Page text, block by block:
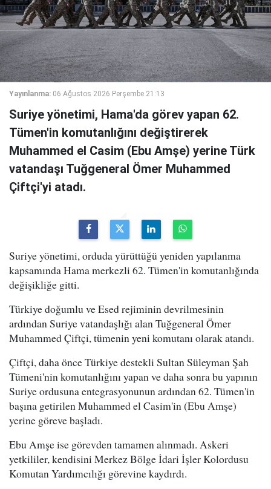
Yayınlanma: 06 Ağustos 2026 Perşembe 21:13
Suriye yönetimi, Hama'da görev yapan 62.
Tümen'in komutanlığını değiştirerek
Muhammed el Casim (Ebu Amşe) yerine Türk
vatandaşı Tuğgeneral Ömer Muhammed
Çiftçi'yi atadı.
Suriye yönetimi, orduda yürüttüğü yeniden yapılanma
kapsamında Hama merkezli 62. Tümen'in komutanlığında
değişikliğe gitti.
Türkiye doğumlu ve Esed rejiminin devrilmesinin
ardından Suriye vatandaşlığı alan Tuğgeneral Ömer
Muhammed Çiftçi, tümenin yeni komutanı olarak atandı.
Çiftçi, daha önce Türkiye destekli Sultan Süleyman Şah
Tümeni'nin komutanlığını yapan ve daha sonra bu yapının
Suriye ordusuna entegrasyonunun ardından 62. Tümen'in
başına getirilen Muhammed el Casim'in (Ebu Amşe)
yerine göreve başladı.
Ebu Amşe ise görevden tamamen alınmadı. Askeri
yetkililer, kendisini Merkez Bölge İdari İşler Kolordusu
Komutan Yardımcılığı görevine kaydırdı.